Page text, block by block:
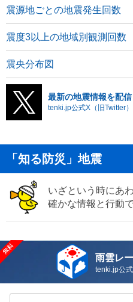
震源地ごとの地震発生回数
震度3以上の地域別観測回数
震央分布図
最新の地震情報を配信
tenki.jp公式X（旧Twitter
「知る防災」地震
いざという時にあ
確かな情報と行動
雨雲レ
tenki.jp公